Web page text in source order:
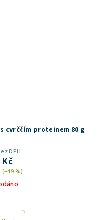
cvrččím proteinem 80 g
DPH
Kč
(–49 %)
hodnocení